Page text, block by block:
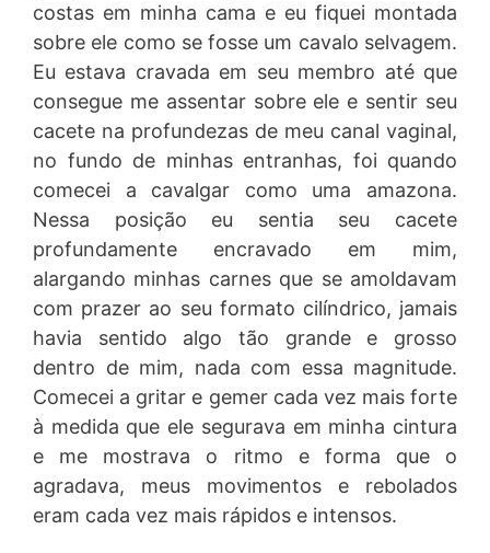
costas em minha cama e eu fiquei montada
sobre ele como se fosse um cavalo selvagem.
Eu estava cravada em seu membro até que
consegue me assentar sobre ele e sentir seu
cacete na profundezas de meu canal vaginal,
no fundo de minhas entranhas, foi quando
comecei a cavalgar como uma amazona.
Nessa posição eu sentia seu cacete
profundamente encravado em mim,
alargando minhas carnes que se amoldavam
com prazer ao seu formato cilíndrico, jamais
havia sentido algo tão grande e grosso
dentro de mim, nada com essa magnitude.
Comecei a gritar e gemer cada vez mais forte
à medida que ele segurava em minha cintura
e me mostrava o ritmo e forma que o
agradava, meus movimentos e rebolados
eram cada vez mais rápidos e intensos.